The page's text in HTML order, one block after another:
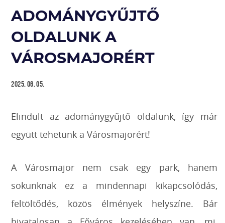
ADOMÁNYGYŰJTŐ
OLDALUNK A
VÁROSMAJORÉRT
2025. 06. 05.
Elindult az adománygyűjtő oldalunk, így már
együtt tehetünk a Városmajorért!
A Városmajor nem csak egy park, hanem
sokunknak ez a mindennapi kikapcsolódás,
feltöltődés, közös élmények helyszíne. Bár